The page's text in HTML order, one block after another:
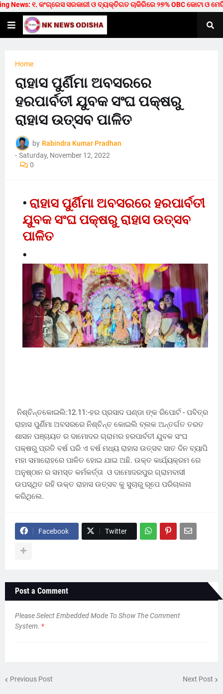
News: ୧. କଂଗ୍ରେସ ସରକାରୀ ଓ ବ୍ୟକ୍ତିଗତ ଚାକିରିରେ ୨୭% OBC କୋଟା ଓ
Home
ରାହାସ ପୁର୍ଣିମା ଅବସରରେ
ହରପାର୍ବତୀ ଯୁବକ ସଂଘ ପକ୍ଷରୁ
ରାହାସ ଉତ୍ସବ ପାଳିତ
by Rabindra Kumar Pradhan
- Saturday, November 12, 2022
0
ରାହାସ ପୁର୍ଣିମା ଅବସରରେ ହରପାର୍ବତୀ
ଯୁବକ ସଂଘ ପକ୍ଷରୁ ରାହାସ ଉତ୍ସବ
ପାଳିତ
ନିଶ୍ଚିନ୍ତକୋଇଲି:12.11:-ହର ପ୍ରସାଦ ପଣ୍ଡା ଙ୍କ ରିପୋର୍ଟ - ପବିତ୍ର
ରାହାସ ପୁର୍ଣିମା ଅବସରରେ ନିଶ୍ଚିନ୍ତ କୋଇଲି ବ୍ଲକ ଅନ୍ତର୍ଗତ ତରତ
ଶାସନ ପଞ୍ଚାୟତ ର ଦାମୋଦର ଗ୍ରାମର ହରପାର୍ବତୀ ଯୁବକ ସଂଘ
ପକ୍ଷରୁ ପ୍ରତି ବର୍ଷ ପରି ଏ ବର୍ଷ ମଧ୍ୟ ରାହାସ ଉତ୍ସବ ସାତ ଦିନ ବ୍ୟାପି
ମହା ସମାରୋହରେ ପାଳିତ ହୋଇ ଯାଇ ଅଛି. ଉକ୍ତ କାର୍ଯ୍ୟକ୍ରମ ରେ
ଅନୁଷ୍ଠାନ ର ସମସ୍ତ କର୍ମକର୍ତ୍ତା ଓ ଦାମୋଦରପୁର ଗ୍ରାମବାସୀ
ଉପସ୍ଥିତ ରହି ଉକ୍ତ ରାହାସ ଉତ୍ସବ କୁ ସୁଚାରୁ ରୂପେ ପରିଚାଲନା
କରିଥିଲେ.
Facebook Twitter
Post a Comment
Please Select Embedded Mode To Show The Comment
System. *
Previous Post Next Post